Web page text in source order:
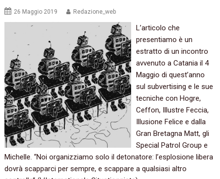
26 Maggio 2019 Redazione_web
L’articolo che
presentiamo è un
estratto di un incontro
avvenuto a Catania il 4
Maggio di quest’anno
sul subvertising e le sue
tecniche con Hogre,
Ceffon, Illustre Feccia,
Illusione Felice e dalla
Gran Bretagna Matt, gli
Special Patrol Group e
Michelle. “Noi organizziamo solo il detonatore: l’esplosione libera
dovrà scapparci per sempre, e scappare a qualsiasi altro